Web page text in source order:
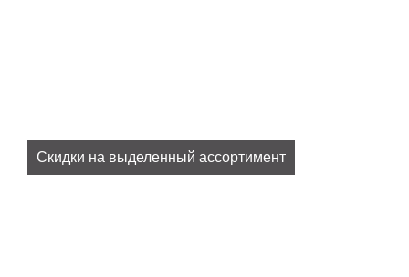
Скидки на выделенный ассортимент